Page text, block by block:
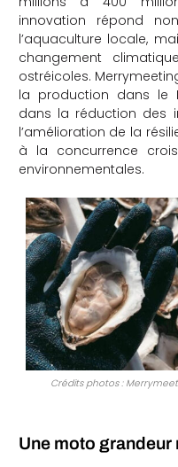
innovation répond
l’aquaculture locale,
changement
ostréicoles.
la production dans le
dans la réduction des
l’amélioration de la
à la concurrence
environnementales.
Crédits photos :
Une moto grandeur